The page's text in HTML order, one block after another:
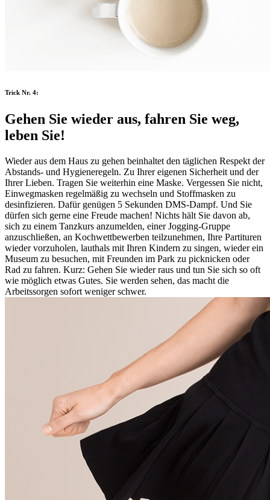
Trick Nr. 4:
Gehen Sie wieder aus, fahren Sie weg,
leben Sie!
Wieder aus dem Haus zu gehen beinhaltet den täglichen Respekt der
Abstands- und Hygieneregeln. Zu Ihrer eigenen Sicherheit und der
Ihrer Lieben. Tragen Sie weiterhin eine Maske. Vergessen Sie nicht,
Einwegmasken regelmäßig zu wechseln und Stoffmasken zu
desinfizieren. Dafür genügen 5 Sekunden DMS-Dampf. Und Sie
dürfen sich gerne eine Freude machen! Nichts hält Sie davon ab,
sich zu einem Tanzkurs anzumelden, einer Jogging-Gruppe
anzuschließen, an Kochwettbewerben teilzunehmen, Ihre Partituren
wieder vorzuholen, lauthals mit Ihren Kindern zu singen, wieder ein
Museum zu besuchen, mit Freunden im Park zu picknicken oder
Rad zu fahren. Kurz: Gehen Sie wieder raus und tun Sie sich so oft
wie möglich etwas Gutes. Sie werden sehen, das macht die
Arbeitssorgen sofort weniger schwer.